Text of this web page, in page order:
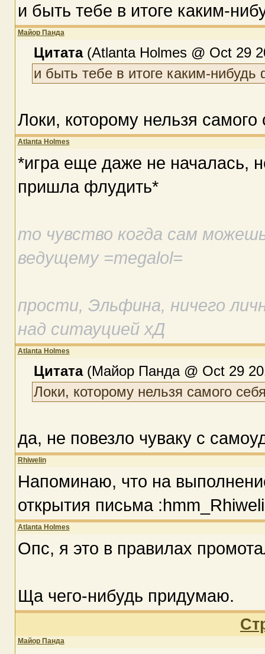
и быть тебе в итоге каким-
Майор Панда
Цитата(Atlanta Holmes @ Oct 29
и быть тебе в итоге каким-
Локи, которому нельзя самого
Atlanta Holmes
*игра еще даже не началась,
пришла флудить*
то чувство когда сам
ведущему =megalol=
прости, Эльфина, ничего
над ситауцией хД
Atlanta Holmes
Цитата(Майор Панда @ Oct 29
Локи, которому нельзя самого
да, не повезло чуваку с
Rhiwelin
Напоминаю, что на
открытия письма
Atlanta Holmes
Опс, я это в правилах
Ща чего-нибудь придумаю.
Майор Панда